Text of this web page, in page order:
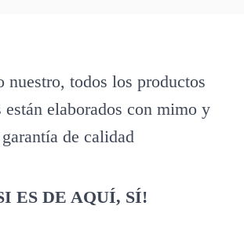
nuestro, todos los productos
están elaborados con mimo y
garantía de calidad
ES DE AQUÍ, SÍ!